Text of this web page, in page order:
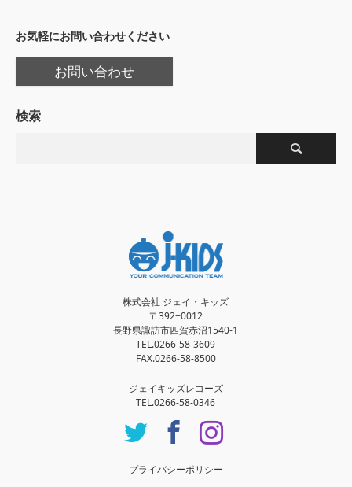
お気軽にお問い合わせください
お問い合わせ
検索
株式会社 ジェイ・キッズ
〒392−0012
長野県諏訪市四賀赤沼1540-1
TEL.0266-58-3609
FAX.0266-58-8500
ジェイキッズレコーズ
TEL.0266-58-0346
Instagram
プライバシーポリシー